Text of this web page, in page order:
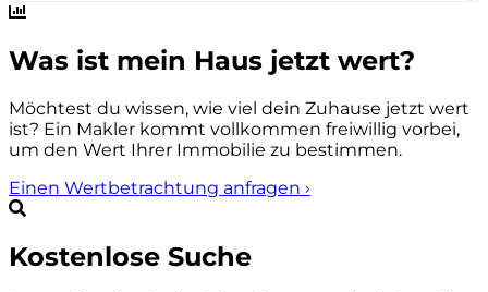
Was ist mein Haus jetzt wert?
Möchtest du wissen, wie viel dein Zuhause jetzt wert
ist? Ein Makler kommt vollkommen freiwillig vorbei,
um den Wert Ihrer Immobilie zu bestimmen.
Einen Wertbetrachtung anfragen ›
Kostenlose Suche